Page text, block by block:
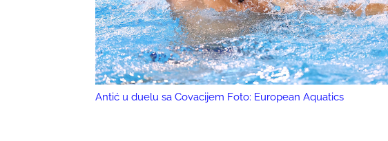
Antić u duelu sa Covacijem Foto: European Aquatics